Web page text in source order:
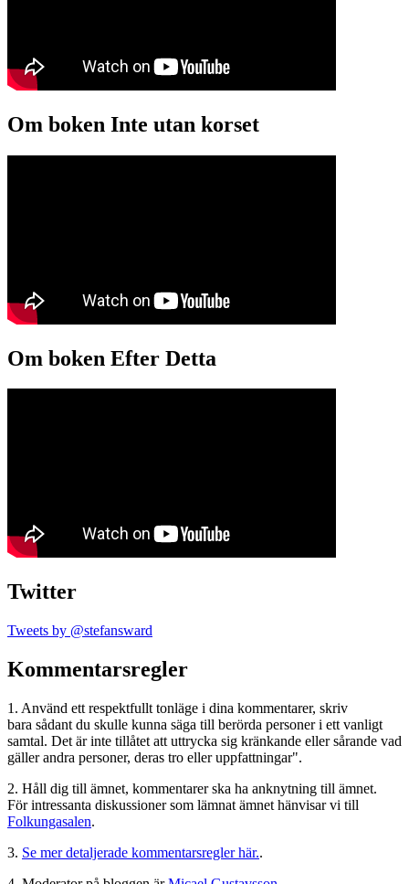
Om boken Inte utan korset
Om boken Efter Detta
Twitter
Tweets by @stefansward
Kommentarsregler
1. Använd ett respektfullt tonläge i dina kommentarer, skriv
bara sådant du skulle kunna säga till berörda personer i ett vanligt
samtal. Det är inte tillåtet att uttrycka sig kränkande eller sårande vad
gäller andra personer, deras tro eller uppfattningar".
2. Håll dig till ämnet, kommentarer ska ha anknytning till ämnet.
För intressanta diskussioner som lämnat ämnet hänvisar vi till
Folkungasalen.
3. Se mer detaljerade kommentarsregler här..